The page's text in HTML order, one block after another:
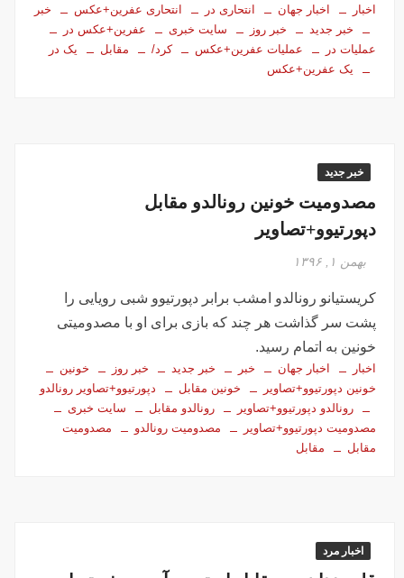
اخبار اخبار جهان انتحاری در انتحاری عفرین+عکس
خبر
خبر جدید
خبر روز سایت خبری
عفرین+عکس در
عملیات در
عملیات عفرین+عکس کرد/ مقابل
یک در
یک عفرین+عکس
خبر جدید
مصدومیت خونین رونالدو مقابل
دپورتیوو+تصاویر
بهمن ۱, ۱۳۹۶
کریستیانو رونالدو امشب برابر دپورتیوو شبی رویایی را
پشت سر گذاشت هر چند که بازی برای او با مصدومیتی
خونین به اتمام رسید.
اخبار اخبار جهان خبر خبر جدید خبر روز
خونین
خونین دپورتیوو+تصاویر
خونین مقابل
دپورتیوو+تصاویر رونالدو
رونالدو دپورتیوو+تصاویر
رونالدو مقابل
سایت خبری
مصدومیت دپورتیوو+تصاویر
مصدومیت رونالدو
مصدومیت
مقابل
مقابل
اخبار مرد